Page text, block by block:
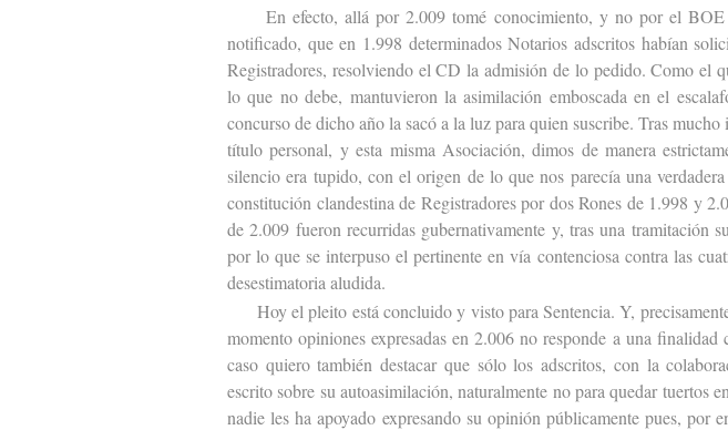
En efecto, allá por 2.009 tomé conocimiento, y no por el BOE
notificado, que en 1.998 determinados Notarios adscritos habían
Registradores, resolviendo el CD la admisión de lo pedido. Como el
lo que no debe, mantuvieron la asimilación emboscada en el
concurso de dicho año la sacó a la luz para quien suscribe. Tras mucho
título personal, y esta misma Asociación, dimos de manera
silencio era tupido, con el origen de lo que nos parecía una
constitución clandestina de Registradores por dos Rones de 1.998 y
de 2.009 fueron recurridas gubernativamente y, tras una tramitación
por lo que se interpuso el pertinente en vía contenciosa contra las
desestimatoria aludida.
Hoy el pleito está concluido y visto para Sentencia. Y,
momento opiniones expresadas en 2.006 no responde a una
caso quiero también destacar que sólo los adscritos, con la
escrito sobre su autoasimilación, naturalmente no para quedar tuertos
nadie les ha apoyado expresando su opinión públicamente pues, por